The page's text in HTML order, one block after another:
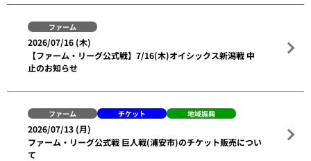
ファーム
2026/07/16 (木)
【ファーム・リーグ公式戦】7/16(木)オイシックス新潟戦 中
止のお知らせ
ファーム チケット 地域振興
2026/07/13 (月)
ファーム・リーグ公式戦 巨人戦(浦安市)のチケット販売につい
て